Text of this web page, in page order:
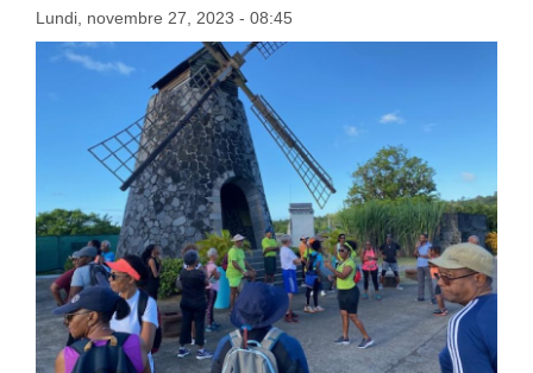
Lundi, novembre 27, 2023 - 08:45